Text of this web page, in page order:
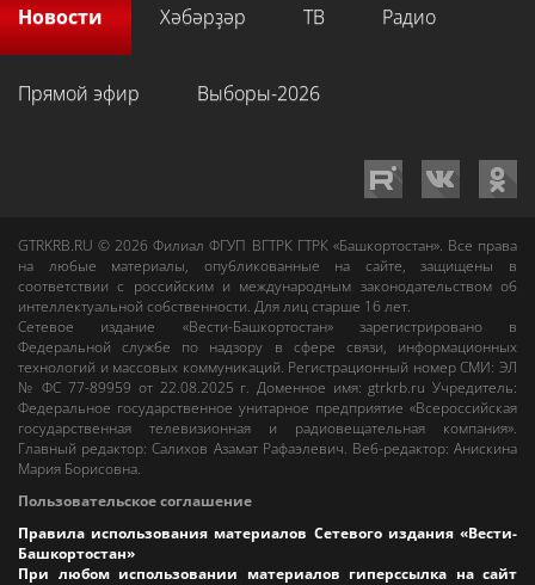
Новости Хәбәрҙәр ТВ Радио
Прямой эфир Выборы-2026
GTRKRB.RU © 2026Филиал ФГУП ВГТРК ГТРК «Башкортостан». Все права
на любые материалы, опубликованные на сайте, защищены в
соответствии с российским и международным законодательством об
интеллектуальной собственности. Для лиц старше 16 лет.
Сетевое издание «Вести-Башкортостан»зарегистрировано в
Федеральной службе по надзору в сфере связи, информационных
технологий и массовых коммуникаций. Регистрационный номер СМИ: ЭЛ
№ ФС 77-89959 от 22.08.2025 г. Доменное имя:gtrkrb.ru Учредитель:
Федеральное государственное унитарное предприятие «Всероссийская
государственная телевизионная и радиовещательная компания».
Главный редактор:Салихов Азамат Рафаэлевич. Веб-редактор:Анискина
Мария Борисовна.
Пользовательское соглашение
Правила использования материалов Сетевого издания «Вести-
Башкортостан»
При любом использовании материалов гиперссылка на сайт